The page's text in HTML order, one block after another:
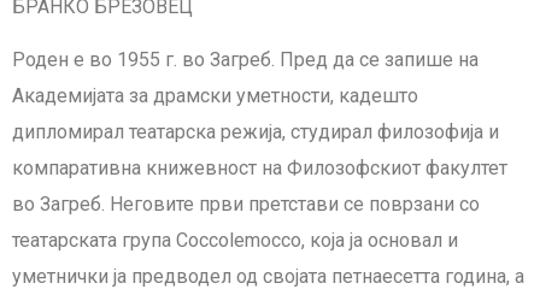
БРАНКО БРЕЗОВЕЦ
Роден е во 1955 г. во Загреб. Пред да се запише на
Академијата за драмски уметности, кадешто
дипломирал театарска режија, студирал филозофија и
компаративна книжевност на Филозофскиот факултет
во Загреб. Неговите први претстави се поврзани со
театарската група Coccolemocco, која ја основал и
уметнички ја предводел од својата петнаесетта година, а